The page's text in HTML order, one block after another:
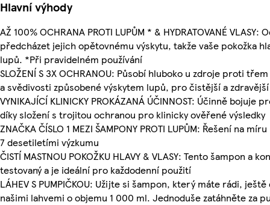
Hlavní výhody
AŽ 100% OCHRANA PROTI LUPŮM * & HYDRATOVANÉ
předcházet jejich opětovnému výskytu, takže vaše pokožka
lupů. *Při pravidelném používání
SLOŽENÍ S 3X OCHRANOU: Působí hluboko u zdroje proti
a svědivosti způsobené výskytem lupů, pro čistější a
VYNIKAJÍCÍ KLINICKY PROKÁZANÁ ÚČINNOST: Účinně
díky složení s trojitou ochranou pro klinicky ověřené výsledky
ZNAČKA ČÍSLO 1 MEZI ŠAMPONY PROTI LUPŮM: Řešení na
7 desetiletími výzkumu
ČISTÍ MASTNOU POKOŽKU HLAVY & VLASY: Tento šampon
testovaný a je ideální pro každodenní použití
LÁHEV S PUMPIČKOU: Užijte si šampon, který máte rádi,
našimi lahvemi o objemu 1 000 ml. Jednoduše zatáhněte za